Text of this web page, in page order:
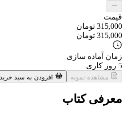
قیمت
315,000 تومان
315,000 تومان
زمان آماده سازی
5 روز کاری
مشاهده نمونه افزودن به سبد خرید
معرفی کتاب